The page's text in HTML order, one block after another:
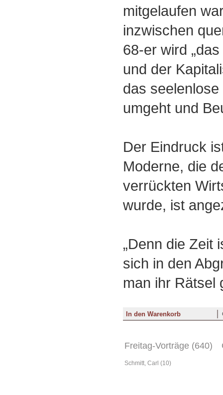
mitgelaufen
inzwischen
68-er wird
und der
das
umgeht und
Der Eindruck
Moderne, die
verrückten
wurde, ist
„Denn die Zeit
sich in den
man ihr Rätsel
Freitag-Vorträge (640)
Schmitt, Carl (10)